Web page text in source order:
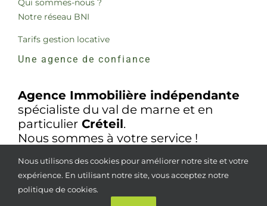
Qui sommes-nous ?
Notre réseau BNI
Tarifs gestion locative
Une agence de confiance
Agence Immobilière indépendante
spécialiste du val de marne et en
particulierCréteil.
Nous sommes à votre service !
2026 | Mentions légales
Nous utilisons des cookies pour améliorer notre site et votre
expérience. En utilisant notre site, vous acceptez notre
politique de cookies.